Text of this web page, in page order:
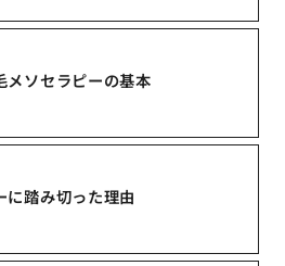
メソセラピーの基本
に踏み切った理由